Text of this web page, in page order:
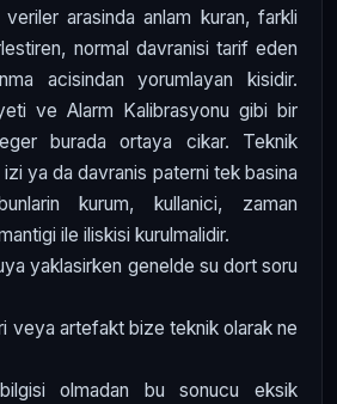
arasinda anlam kuran, farkli
normal davranisi tarif eden
acisindan yorumlayan kisidir.
ve Alarm Kalibrasyonu gibi bir
burada ortaya cikar. Teknik
ya da davranis paterni tek basina
kurum, kullanici, zaman
ile iliskisi kurulmalidir.
yaklasirken genelde su dort soru
veya artefakt bize teknik olarak ne
olmadan bu sonucu eksik